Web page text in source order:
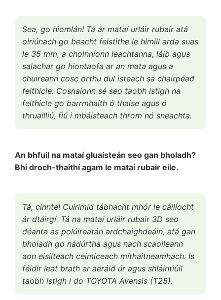
Sea, go hiomlán! Tá ár mataí urláir rubair atá
oiriúnach go beacht feistithe le himill arda suas
le 35 mm, a choinníonn leachtanna, láib agus
salachar go hiontaofa ar an mata agus a
chuireann cosc orthu dul isteach sa chairpéad
feithicle. Cosnaíonn sé seo taobh istigh na
feithicle go barrmhaith ó thaise agus ó
thruailliú, fiú i mbáisteach throm nó sneachta.
An bhfuil na mataí gluaisteán seo gan bholadh?
Bhí droch-thaithí agam le mataí rubair eile.
Tá, cinnte! Cuirimid tábhacht mhór le cáilíocht
ár dtáirgí. Tá na mataí urláir rubair 3D seo
déanta as polúireatán ardchaighdeáin, atá gan
bholadh go nádúrtha agus nach scaoileann
aon eisilteach ceimiceach míthaitneamhach. Is
féidir leat brath ar aeráid úr agus shláintiúil
taobh istigh i do TOYOTA Avensis (T25).